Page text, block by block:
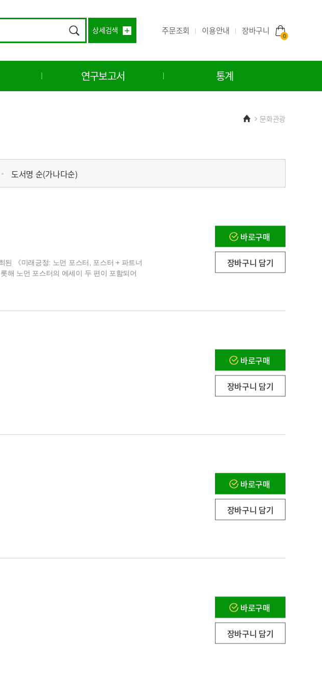
주문조회 이용안내 장바구니 0
검색
상세검색
연구보고서 통계
Home문화관광
도서명 순(가나다순)
된 《미래긍정: 노먼 포스터, 포스터 + 파트너
해 노먼 포스터의 에세이 두 편이 포함되어
바로구매
장바구니 담기
바로구매
장바구니 담기
바로구매
장바구니 담기
바로구매
장바구니 담기